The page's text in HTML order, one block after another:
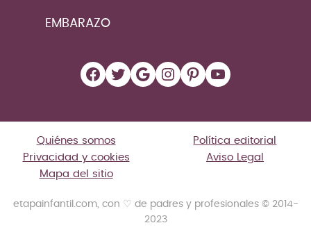
EMBARAZO
Facebook
Twitter
Google
Instagram
Pinterest
YouTube
Quiénes somos
Política editorial
Privacidad y cookies
Aviso Legal
Mapa del sitio
etapainfantil.com, con ♡ de padres y profesionales © 2014-
2023